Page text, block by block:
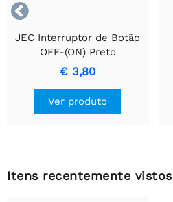

JEC Interruptor de Botão
OFF-(ON) Preto
€ 3,80
Ver produto
Itens recentemente vistos